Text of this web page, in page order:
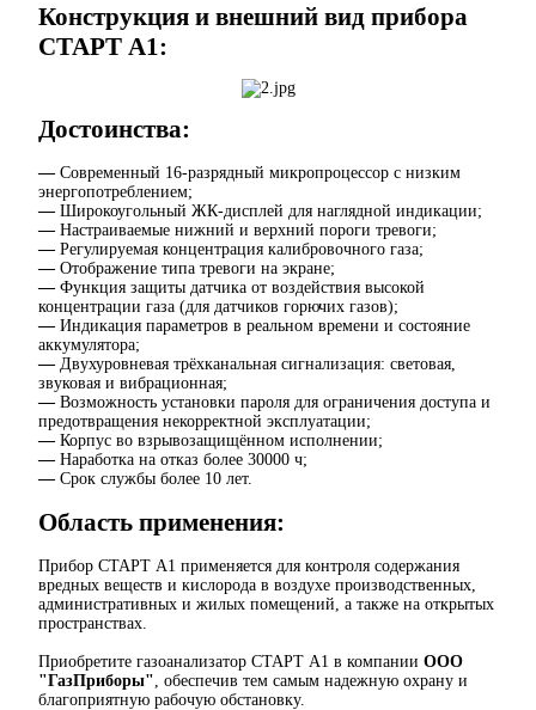
Конструкция и внешний вид прибора
СТАРТ А1:
Достоинства:
— Современный 16‑разрядный микропроцессор с низким
энергопотреблением;
— Широкоугольный ЖК‑дисплей для наглядной индикации;
— Настраиваемые нижний и верхний пороги тревоги;
— Регулируемая концентрация калибровочного газа;
— Отображение типа тревоги на экране;
— Функция защиты датчика от воздействия высокой
концентрации газа (для датчиков горючих газов);
— Индикация параметров в реальном времени и состояние
аккумулятора;
— Двухуровневая трёхканальная сигнализация: световая,
звуковая и вибрационная;
— Возможность установки пароля для ограничения доступа и
предотвращения некорректной эксплуатации;
— Корпус во взрывозащищённом исполнении;
— Наработка на отказ более 30000 ч;
— Срок службы более 10 лет.
Область применения:
Прибор СТАРТ А1 применяется для контроля содержания
вредных веществ и кислорода в воздухе производственных,
административных и жилых помещений, а также на открытых
пространствах.
Приобретите газоанализатор СТАРТ А1 в компании ООО
"ГазПриборы" , обеспечив тем самым надежную охрану и
благоприятную рабочую обстановку.